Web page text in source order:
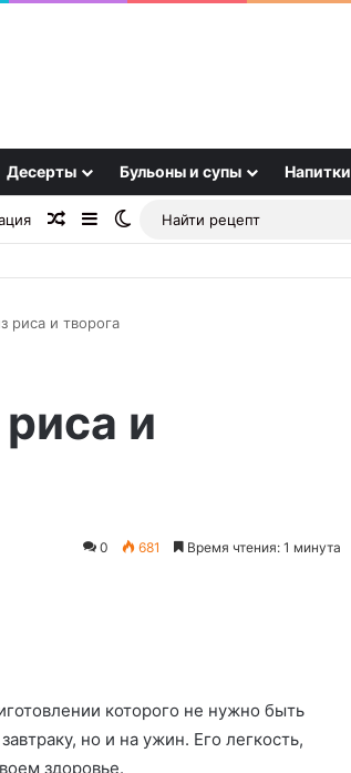
Десерты Бульоны и супы Напитки
Случайная статья
SidebarSwitch skin
риса и творога
и
0 681 Время чтения: 1 минута
которого не нужно быть
но и на ужин. Его легкость,
здоровье.
конфеты